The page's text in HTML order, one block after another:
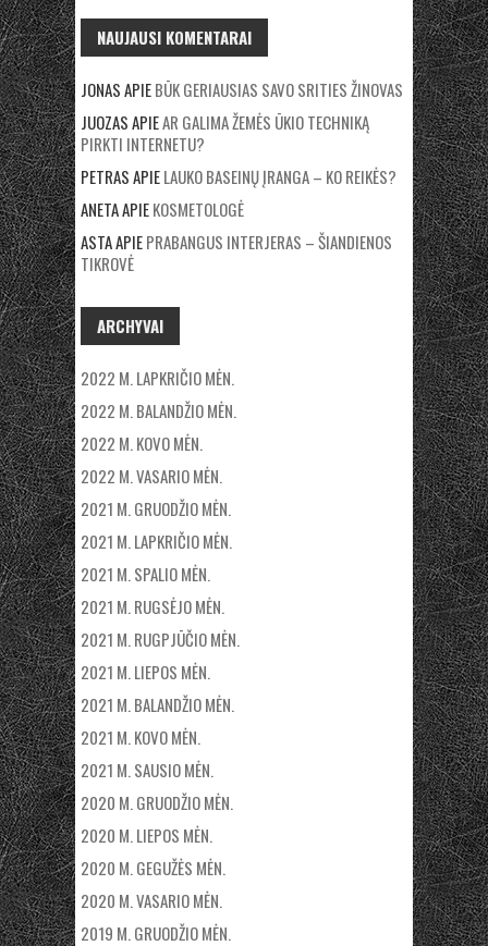
NAUJAUSI KOMENTARAI
JONASAPIEBŪK GERIAUSIAS SAVO SRITIES ŽINOVAS
JUOZASAPIEAR GALIMA ŽEMĖS ŪKIO TECHNIKĄ
PIRKTI INTERNETU?
PETRASAPIELAUKO BASEINŲ ĮRANGA – KO REIKĖS?
ANETAAPIEKOSMETOLOGĖ
ASTAAPIEPRABANGUS INTERJERAS – ŠIANDIENOS
TIKROVĖ
ARCHYVAI
2022 M. LAPKRIČIO MĖN.
2022 M. BALANDŽIO MĖN.
2022 M. KOVO MĖN.
2022 M. VASARIO MĖN.
2021 M. GRUODŽIO MĖN.
2021 M. LAPKRIČIO MĖN.
2021 M. SPALIO MĖN.
2021 M. RUGSĖJO MĖN.
2021 M. RUGPJŪČIO MĖN.
2021 M. LIEPOS MĖN.
2021 M. BALANDŽIO MĖN.
2021 M. KOVO MĖN.
2021 M. SAUSIO MĖN.
2020 M. GRUODŽIO MĖN.
2020 M. LIEPOS MĖN.
2020 M. GEGUŽĖS MĖN.
2020 M. VASARIO MĖN.
2019 M. GRUODŽIO MĖN.